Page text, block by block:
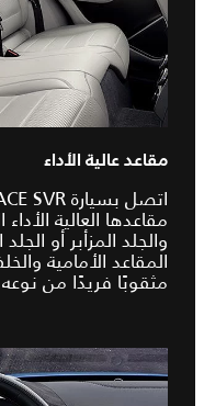
مقاعد عالية الأداء
مقاعدها العالية
والجلد المزأبر أو
مثقوبًا فريدًا من